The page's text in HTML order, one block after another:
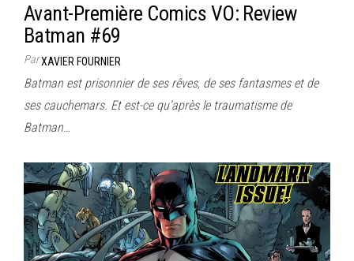
Avant-Première Comics VO: Review
Batman #69
ParXAVIER FOURNIER
Batman est prisonnier de ses rêves, de ses fantasmes et de
ses cauchemars. Et est-ce qu’après le traumatisme de
Batman…